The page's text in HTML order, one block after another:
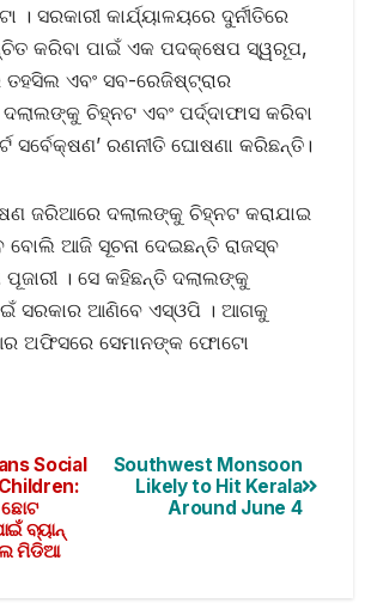
ସରକାରୀ କାର୍ଯ୍ୟାଳୟରେ ଦୁର୍ନୀତିରେ
କରିବା ପାଇଁ ଏକ ପଦକ୍ଷେପ ସ୍ୱରୂପ,
ତହସିଲ ଏବଂ ସବ-ରେଜିଷ୍ଟ୍ରାର
ଦଲାଲଙ୍କୁ ଚିହ୍ନଟ ଏବଂ ପର୍ଦ୍ଦାଫାସ କରିବା
ସର୍ବେକ୍ଷଣ’ ରଣନୀତି ଘୋଷଣା କରିଛନ୍ତି।
ଜରିଆରେ ଦଲାଲଙ୍କୁ ଚିହ୍ନଟ କରାଯାଇ
ଆଜି ସୂଚନା ଦେଇଛନ୍ତି ରାଜସ୍ବ
। ସେ କହିଛନ୍ତି ଦଲାଲଙ୍କୁ
ସରକାର ଆଣିବେ ଏସ୍‌ଓପି । ଆଗକୁ
ଅଫିସରେ ସେମାନଙ୍କ ଫୋଟୋ
Southwest Monsoon
Likely to Hit Kerala
Around June 4
Social
ବ୍ୟାନ୍
ମିଡିଆ